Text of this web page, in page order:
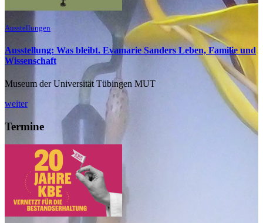
Ausstellungen
Ausstellung: Was bleibt. Evamarie Sanders Leben, Familie und
Wissenschaft
Museum der Universität Tübingen MUT
weiter
Termine